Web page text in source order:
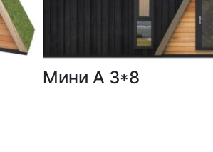
Мини А 3*8